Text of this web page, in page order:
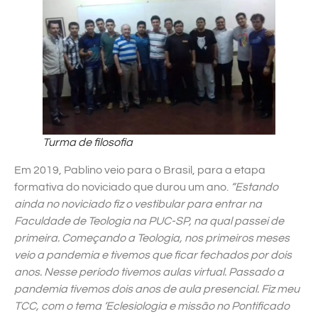
Turma de filosofia
Em 2019, Pablino veio para o Brasil, para a etapa
formativa do noviciado que durou um ano. “Estando
ainda no noviciado fiz o vestibular para entrar na
Faculdade de Teologia na PUC-SP, na qual passei de
primeira. Começando a Teologia, nos primeiros meses
veio a pandemia e tivemos que ficar fechados por dois
anos. Nesse período tivemos aulas virtual. Passado a
pandemia tivemos dois anos de aula presencial. Fiz meu
TCC, com o tema ‘Eclesiologia e missão no Pontificado